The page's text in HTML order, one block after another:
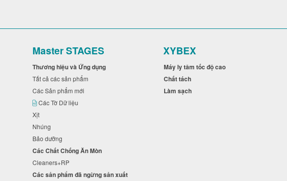
Master STAGES
Thương hiệu và Ứng dụng
Tất cả các sản phẩm
Các Sản phẩm mới
Các Tờ Dữ liệu
Xịt
Nhúng
Bảo dưỡng
Các Chất Chống Ăn Mòn
Cleaners+RP
Các sản phẩm đã ngừng sản xuất
XYBEX
Máy ly tâm tốc độ cao
Chất tách
Làm sạch